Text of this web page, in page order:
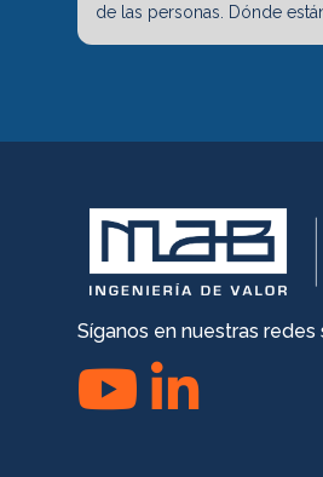
de las personas. Dónde
Síganos en nuestras redes